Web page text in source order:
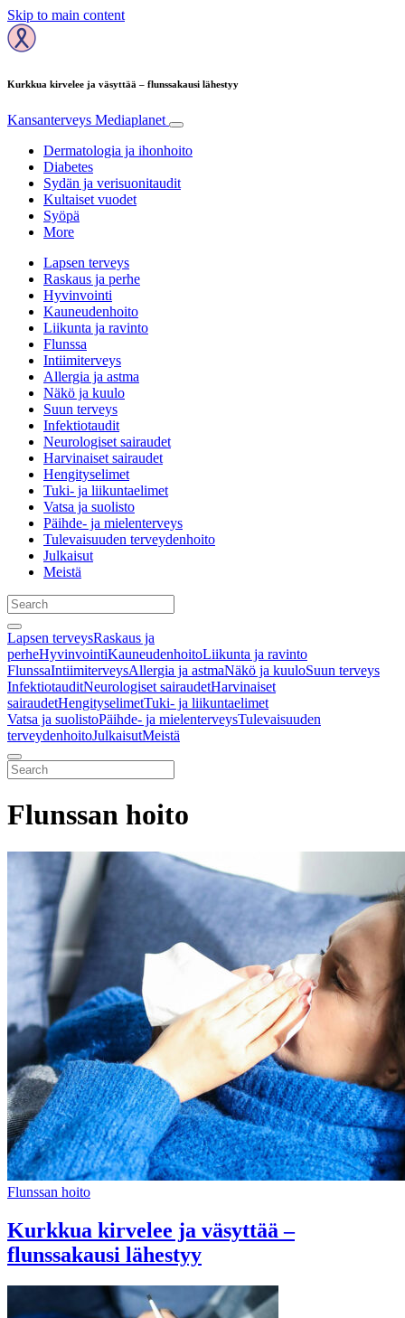
Skip to main content
Kurkkua kirvelee ja väsyttää – flunssakausi lähestyy
Kansanterveys Mediaplanet
Dermatologia ja ihonhoito
Diabetes
Sydän ja verisuonitaudit
Kultaiset vuodet
Syöpä
More
Lapsen terveys
Raskaus ja perhe
Hyvinvointi
Kauneudenhoito
Liikunta ja ravinto
Flunssa
Intiimiterveys
Allergia ja astma
Näkö ja kuulo
Suun terveys
Infektiotaudit
Neurologiset sairaudet
Harvinaiset sairaudet
Hengityselimet
Tuki- ja liikuntaelimet
Vatsa ja suolisto
Päihde- ja mielenterveys
Tulevaisuuden terveydenhoito
Julkaisut
Meistä
Lapsen terveysRaskaus ja
perheHyvinvointiKauneudenhoitoLiikunta ja ravinto
FlunssaIntiimiterveysAllergia ja astmaNäkö ja kuuloSuun terveys
InfektiotauditNeurologiset sairaudetHarvinaiset
sairaudetHengityselimetTuki- ja liikuntaelimet
Vatsa ja suolistoPäihde- ja mielenterveysTulevaisuuden
terveydenhoitoJulkaisutMeistä
Flunssan hoito
Flunssan hoito
Kurkkua kirvelee ja väsyttää –
flunssakausi lähestyy